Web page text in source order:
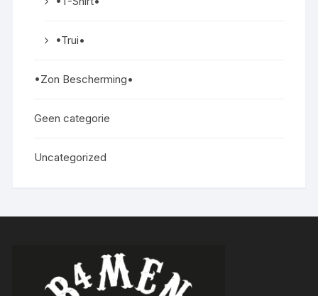
•Trui•
•Zon Bescherming•
Geen categorie
Uncategorized